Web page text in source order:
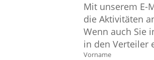
Mit unserem E-
die Aktivitäten
Wenn auch Sie
in den Verteiler
Vorname